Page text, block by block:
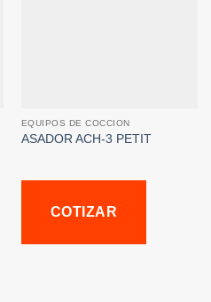
EQUIPOS DE COCCION
ASADOR ACH-3 PETIT
COTIZAR